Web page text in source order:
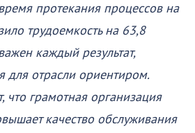
протекания процессов на
трудоемкость на 63,8
каждый результат,
для отрасли ориентиром.
грамотная организация
качество обслуживания